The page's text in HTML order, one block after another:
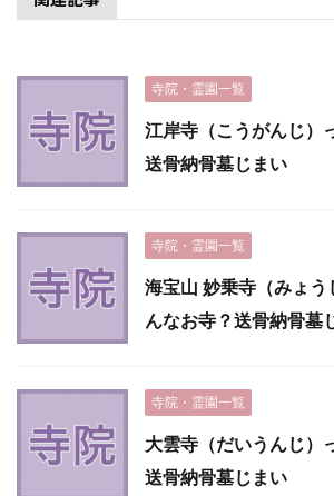
寺院・霊園一覧
江岸寺（こうがんじ）
送骨納骨墓じまい
寺院・霊園一覧
海宝山 妙乗寺（みょ
んなお寺？送骨納骨墓
寺院・霊園一覧
大雲寺（だいうんじ）
送骨納骨墓じまい